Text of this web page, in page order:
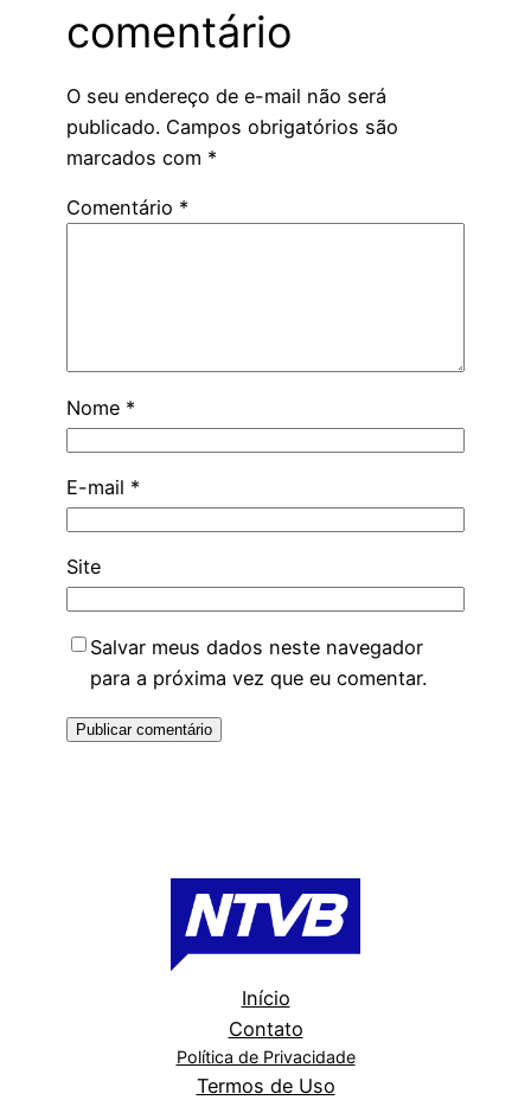
comentário
O seu endereço de e-mail não será
publicado. Campos obrigatórios são
marcados com *
Comentário *
Nome *
E-mail *
Site
Salvar meus dados neste navegador
para a próxima vez que eu comentar.
Início
Contato
Política de Privacidade
Termos de Uso